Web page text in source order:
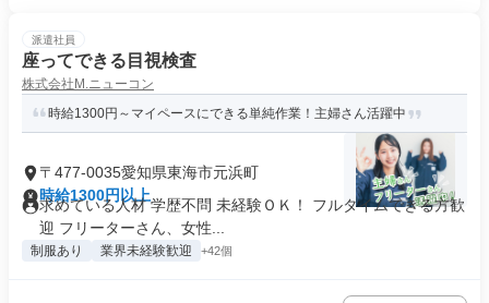
派遣社員
座ってできる目視検査
株式会社М.ニューコン
時給1300円～マイペースにできる単純作業！主婦さん活躍中
〒477-0035愛知県東海市元浜町
時給1300円以上
求めている人材 学歴不問 未経験ＯＫ！ フルタイムできる方歓
迎 フリーターさん、女性...
制服あり 業界未経験歓迎 +42個